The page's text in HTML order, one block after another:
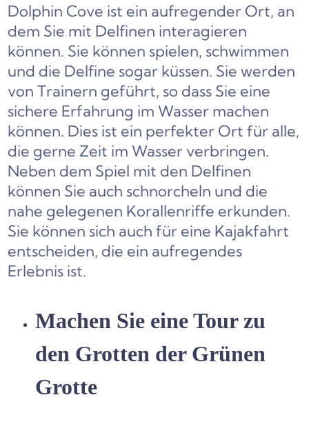
Dolphin Cove ist ein aufregender Ort, an
dem Sie mit Delfinen interagieren
können. Sie können spielen, schwimmen
und die Delfine sogar küssen. Sie werden
von Trainern geführt, so dass Sie eine
sichere Erfahrung im Wasser machen
können. Dies ist ein perfekter Ort für alle,
die gerne Zeit im Wasser verbringen.
Neben dem Spiel mit den Delfinen
können Sie auch schnorcheln und die
nahe gelegenen Korallenriffe erkunden.
Sie können sich auch für eine Kajakfahrt
entscheiden, die ein aufregendes
Erlebnis ist.
Machen Sie eine Tour zu
den Grotten der Grünen
Grotte